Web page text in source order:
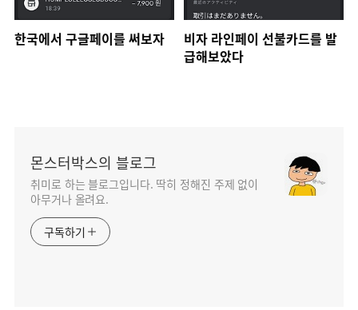
한국에서 구글페이를 써보자
비자 라인페이 선불카드를 발
급해보았다
몬스터박스의 블로그
취미로 하는 블로그입니다. 딱히 정해진 주제 없이
아무거나 올려요.
구독하기